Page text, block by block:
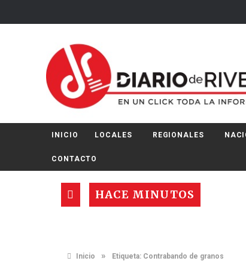
INICIO LOCALES REGIONALES
CONTACTO
HACE MINUTOS
Inicio » Etiqueta: Contrabando de granos